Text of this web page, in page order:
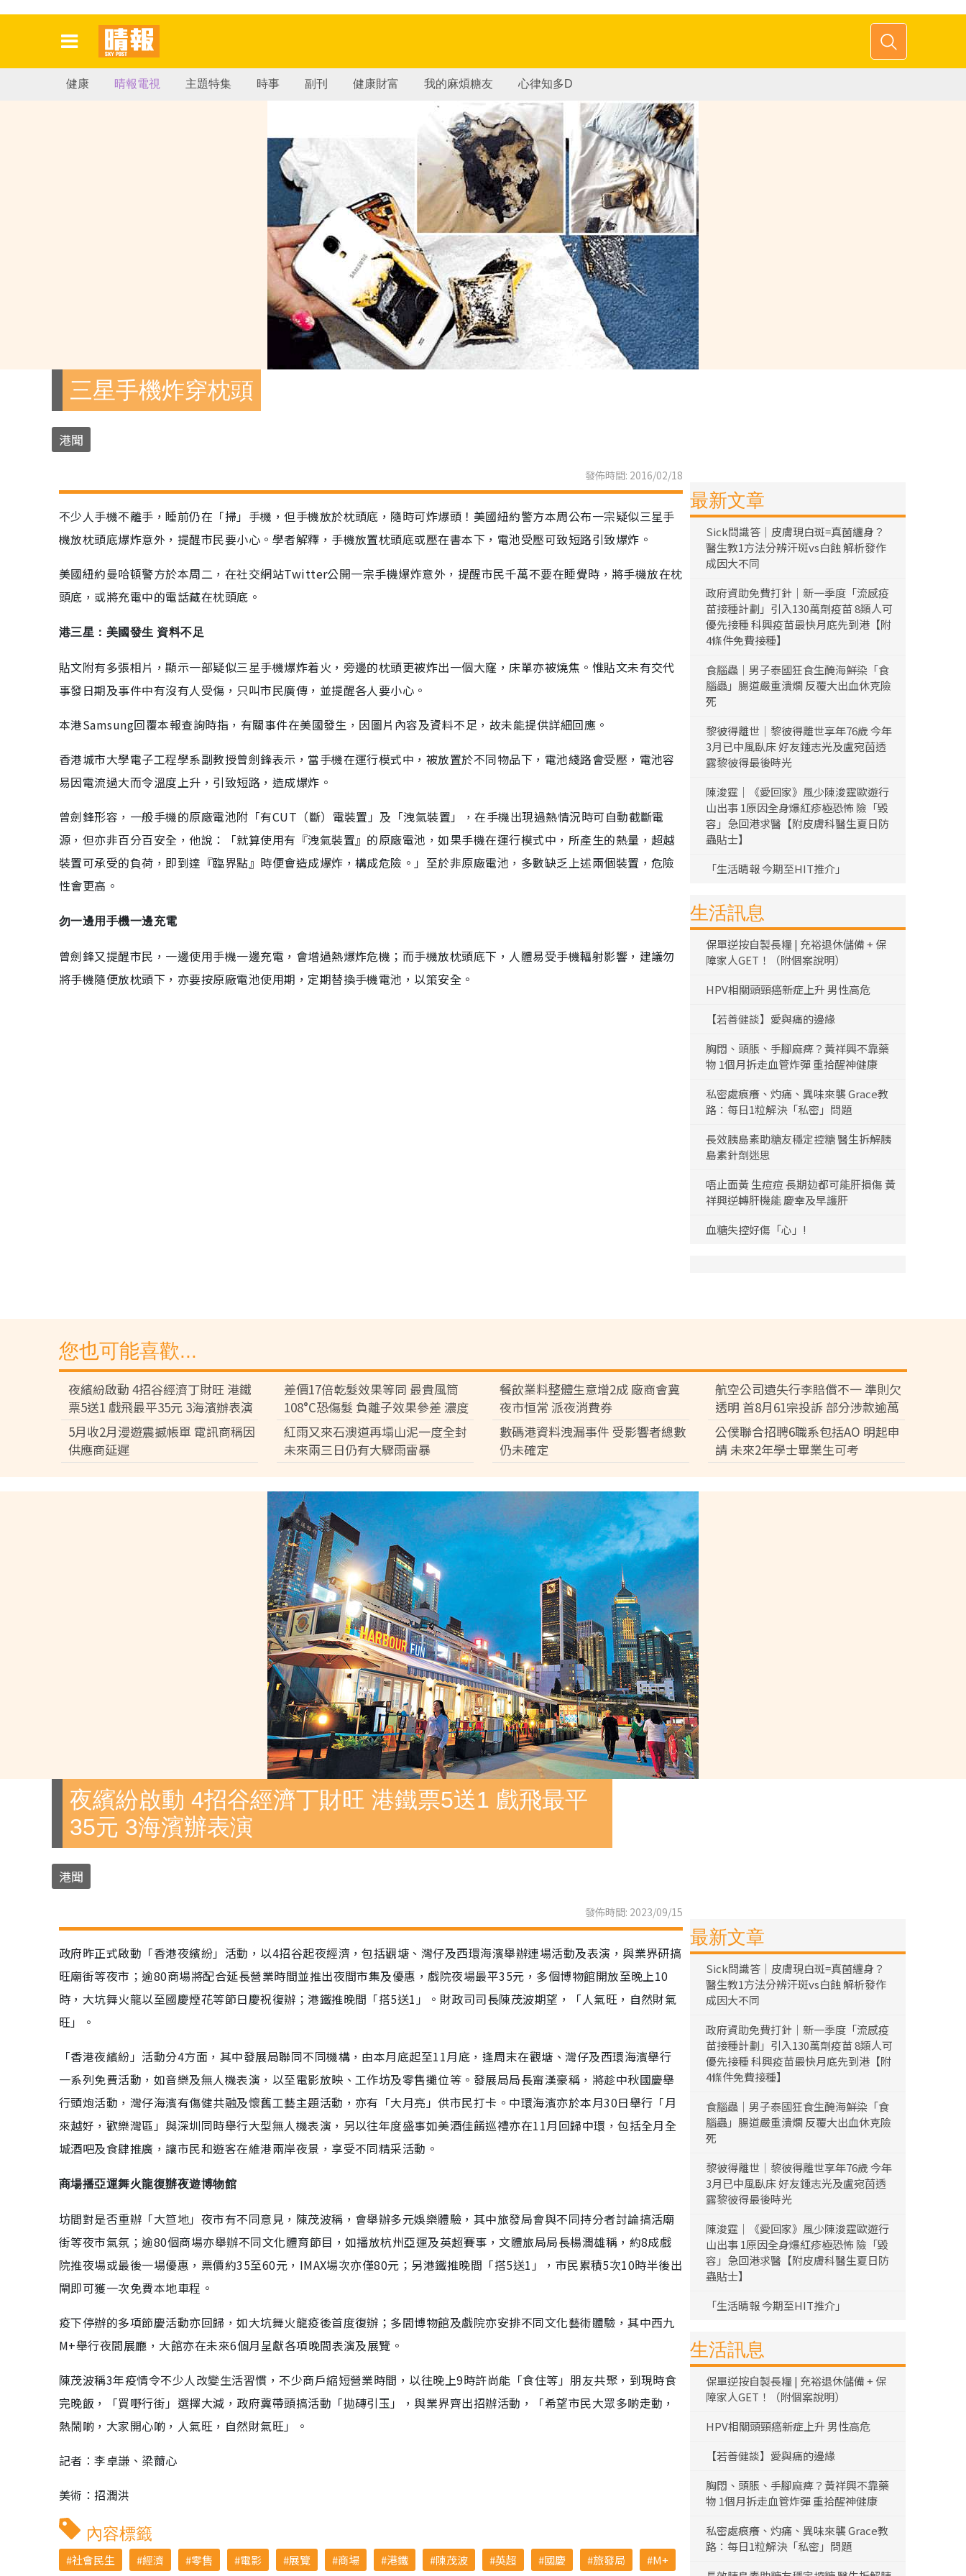
健康 晴報電視 主題特集 時事 副刊 健康財富 我的麻煩糖友 心律知多D
三星手機炸穿枕頭
港聞
發佈時間: 2016/02/18
不少人手機不離手，睡前仍在「掃」手機，但手機放於枕頭底，隨時可炸爆頭！美國紐約警方本周公布一宗疑似三星手
機放枕頭底爆炸意外，提醒市民要小心。學者解釋，手機放置枕頭底或壓在書本下，電池受壓可致短路引致爆炸。
美國紐約曼哈頓警方於本周二，在社交網站Twitter公開一宗手機爆炸意外，提醒市民千萬不要在睡覺時，將手機放在枕
頭底，或將充電中的電話藏在枕頭底。
港三星：美國發生 資料不足
貼文附有多張相片，顯示一部疑似三星手機爆炸着火，旁邊的枕頭更被炸出一個大窿，床單亦被燒焦。惟貼文未有交代
事發日期及事件中有沒有人受傷，只叫市民廣傳，並提醒各人要小心。
本港Samsung回覆本報查詢時指，有關事件在美國發生，因圖片內容及資料不足，故未能提供詳細回應。
香港城市大學電子工程學系副教授曾劍鋒表示，當手機在運行模式中，被放置於不同物品下，電池綫路會受壓，電池容
易因電流過大而令溫度上升，引致短路，造成爆炸。
曾劍鋒形容，一般手機的原廠電池附「有CUT（斷）電裝置」及「洩氣裝置」，在手機出現過熱情況時可自動截斷電
源，但亦非百分百安全，他說：「就算使用有『洩氣裝置』的原廠電池，如果手機在運行模式中，所產生的熱量，超越
裝置可承受的負荷，即到達『臨界點』時便會造成爆炸，構成危險。」至於非原廠電池，多數缺乏上述兩個裝置，危險
性會更高。
勿一邊用手機一邊充電
曾劍鋒又提醒市民，一邊使用手機一邊充電，會增過熱爆炸危機；而手機放枕頭底下，人體易受手機輻射影響，建議勿
將手機隨便放枕頭下，亦要按原廠電池使用期，定期替換手機電池，以策安全。
最新文章
Sick問識答｜皮膚現白斑=真菌纏身？
醫生教1方法分辨汗斑vs白蝕 解析發作
成因大不同
政府資助免費打針｜新一季度「流感疫
苗接種計劃」引入130萬劑疫苗 8類人可
優先接種 科興疫苗最快月底先到港【附
4條件免費接種】
食腦蟲｜男子泰國狂食生醃海鮮染「食
腦蟲」腸道嚴重潰爛 反覆大出血休克險
死
黎彼得離世｜黎彼得離世享年76歲 今年
3月已中風臥床 好友鍾志光及盧宛茵透
露黎彼得最後時光
陳浚霆｜《愛回家》風少陳浚霆歐遊行
山出事 1原因全身爆紅疹極恐怖 險「毀
容」急回港求醫【附皮膚科醫生夏日防
蟲貼士】
「生活晴報 今期至HIT推介」
生活訊息
保單逆按自製長糧 | 充裕退休儲備 + 保
障家人GET！（附個案說明）
HPV相關頭頸癌新症上升 男性高危
【若善健談】愛與痛的邊緣
胸悶、頭脹、手腳麻痺？黃祥興不靠藥
物 1個月拆走血管炸彈 重拾醒神健康
私密處痕癢、灼痛、異味來襲 Grace教
路：每日1粒解決「私密」問題
長效胰島素助糖友穩定控糖 醫生拆解胰
島素針劑迷思
唔止面黃 生痘痘 長期攰都可能肝損傷 黃
祥興逆轉肝機能 慶幸及早護肝
血糖失控好傷「心」!
您也可能喜歡...
夜繽紛啟動 4招谷經濟丁財旺 港鐵
票5送1 戲飛最平35元 3海濱辦表演
差價17倍乾髮效果等同 最貴風筒
108°C恐傷髮 負離子效果參差 濃度
差逾百倍
餐飲業料整體生意增2成 廠商會冀
夜市恒常 派夜消費券
航空公司遺失行李賠償不一 準則欠
透明 首8月61宗投訴 部分涉款逾萬
元
5月收2月漫遊震撼帳單 電訊商稱因
供應商延遲
紅雨又來石澳道再塌山泥一度全封
未來兩三日仍有大驟雨雷暴
數碼港資料洩漏事件 受影響者總數
仍未確定
公僕聯合招聘6職系包括AO 明起申
請 未來2年學士畢業生可考
夜繽紛啟動 4招谷經濟丁財旺 港鐵票5送1 戲飛最平
35元 3海濱辦表演
港聞
發佈時間: 2023/09/15
政府昨正式啟動「香港夜繽紛」活動，以4招谷起夜經濟，包括觀塘、灣仔及西環海濱舉辦連場活動及表演，與業界研搞
旺廟街等夜市；逾80商場將配合延長營業時間並推出夜間市集及優惠，戲院夜場最平35元，多個博物館開放至晚上10
時，大坑舞火龍以至國慶煙花等節日慶祝復辦；港鐵推晚間「搭5送1」。財政司司長陳茂波期望，「人氣旺，自然財氣
旺」。
「香港夜繽紛」活動分4方面，其中發展局聯同不同機構，由本月底起至11月底，逢周末在觀塘、灣仔及西環海濱舉行
一系列免費活動，如音樂及無人機表演，以至電影放映、工作坊及零售攤位等。發展局局長甯漢豪稱，將趁中秋國慶舉
行頭炮活動，灣仔海濱有傷健共融及懷舊工藝主題活動，亦有「大月亮」供市民打卡。中環海濱亦於本月30日舉行「月
來越好，歡樂灣區」與深圳同時舉行大型無人機表演，另以往年度盛事如美酒佳餚巡禮亦在11月回歸中環，包括全月全
城酒吧及食肆推廣，讓市民和遊客在維港兩岸夜景，享受不同精采活動。
商場播亞運舞火龍復辦夜遊博物館
坊間對是否重辦「大笪地」夜市有不同意見，陳茂波稱，會舉辦多元娛樂體驗，其中旅發局會與不同持分者討論搞活廟
街等夜市氣氛；逾80個商場亦舉辦不同文化體育節目，如播放杭州亞運及英超賽事，文體旅局局長楊潤雄稱，約8成戲
院推夜場或最後一場優惠，票價約35至60元，IMAX場次亦僅80元；另港鐵推晚間「搭5送1」，市民累積5次10時半後出
閘即可獲一次免費本地車程。
疫下停辦的多項節慶活動亦回歸，如大坑舞火龍疫後首度復辦；多間博物館及戲院亦安排不同文化藝術體驗，其中西九
M+舉行夜間展廳，大館亦在未來6個月呈獻各項晚間表演及展覽。
陳茂波稱3年疫情令不少人改變生活習慣，不少商戶縮短營業時間，以往晚上9時許尚能「食住等」朋友共聚，到現時食
完晚飯，「買嘢行街」選擇大減，政府冀帶頭搞活動「拋磚引玉」，與業界齊出招辦活動，「希望市民大眾多啲走動，
熱鬧啲，大家開心啲，人氣旺，自然財氣旺」。
記者︰李卓謙、梁薾心
美術：招潤洪
內容標籤
社會民生 經濟 零售 電影 展覽 商場 港鐵 陳茂波 英超 國慶 旅發局 M+
最新文章
Sick問識答｜皮膚現白斑=真菌纏身？
醫生教1方法分辨汗斑vs白蝕 解析發作
成因大不同
政府資助免費打針｜新一季度「流感疫
苗接種計劃」引入130萬劑疫苗 8類人可
優先接種 科興疫苗最快月底先到港【附
4條件免費接種】
食腦蟲｜男子泰國狂食生醃海鮮染「食
腦蟲」腸道嚴重潰爛 反覆大出血休克險
死
黎彼得離世｜黎彼得離世享年76歲 今年
3月已中風臥床 好友鍾志光及盧宛茵透
露黎彼得最後時光
陳浚霆｜《愛回家》風少陳浚霆歐遊行
山出事 1原因全身爆紅疹極恐怖 險「毀
容」急回港求醫【附皮膚科醫生夏日防
蟲貼士】
「生活晴報 今期至HIT推介」
生活訊息
保單逆按自製長糧 | 充裕退休儲備 + 保
障家人GET！（附個案說明）
HPV相關頭頸癌新症上升 男性高危
【若善健談】愛與痛的邊緣
胸悶、頭脹、手腳麻痺？黃祥興不靠藥
物 1個月拆走血管炸彈 重拾醒神健康
私密處痕癢、灼痛、異味來襲 Grace教
路：每日1粒解決「私密」問題